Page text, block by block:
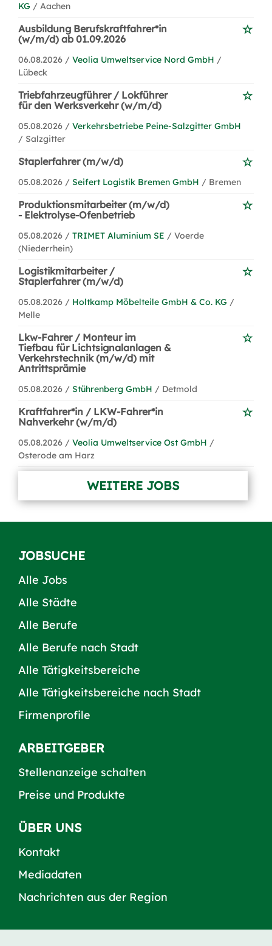
KG / Aachen
Ausbildung Berufskraftfahrer*in
(w/m/d) ab 01.09.2026
06.08.2026 / Veolia Umweltservice Nord GmbH /
Lübeck
Triebfahrzeugführer / Lokführer
für den Werksverkehr (w/m/d)
05.08.2026 / Verkehrsbetriebe Peine-Salzgitter GmbH
/ Salzgitter
Staplerfahrer (m/w/d)
05.08.2026 / Seifert Logistik Bremen GmbH / Bremen
Produktionsmitarbeiter (m/w/d)
- Elektrolyse-Ofenbetrieb
05.08.2026 / TRIMET Aluminium SE / Voerde
(Niederrhein)
Logistikmitarbeiter /
Staplerfahrer (m/w/d)
05.08.2026 / Holtkamp Möbelteile GmbH & Co. KG /
Melle
Lkw-Fahrer / Monteur im
Tiefbau für Lichtsignalanlagen &
Verkehrstechnik (m/w/d) mit
Antrittsprämie
05.08.2026 / Stührenberg GmbH / Detmold
Kraftfahrer*in / LKW-Fahrer*in
Nahverkehr (w/m/d)
05.08.2026 / Veolia Umweltservice Ost GmbH /
Osterode am Harz
WEITERE JOBS
JOBSUCHE
Alle Jobs
Alle Städte
Alle Berufe
Alle Berufe nach Stadt
Alle Tätigkeitsbereiche
Alle Tätigkeitsbereiche nach Stadt
Firmenprofile
ARBEITGEBER
Stellenanzeige schalten
Preise und Produkte
ÜBER UNS
Kontakt
Mediadaten
Nachrichten aus der Region